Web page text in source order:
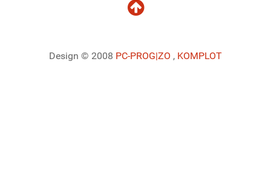
Design © 2008 PC-PROG|ZO , KOMPLOT